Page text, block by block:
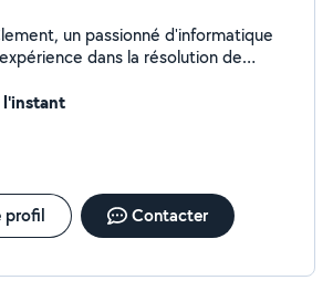
un passionné d'informatique
dans la résolution de
des logiciels, ou vous aider à
priorité.
l'instant
profil Contacter